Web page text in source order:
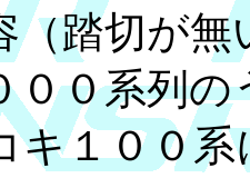
（踏切が無
００系列
キ１００系